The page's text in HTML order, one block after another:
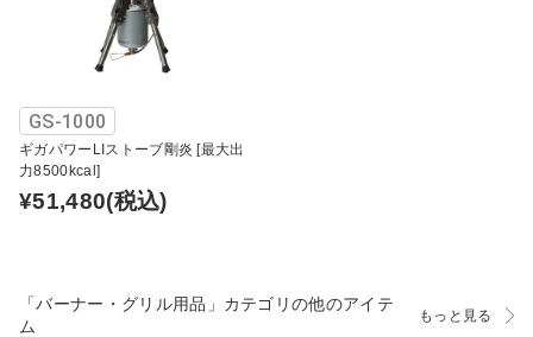
GS-1000
ギガパワーLIストーブ剛炎 [最大出
力8500kcal]
¥51,480(税込)
「バーナー・グリル用品」カテゴリの他のアイテ
ム
もっと見る